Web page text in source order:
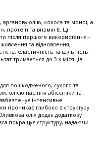
олію, кокоса та моної, а
протеїн та вітамін Е. Ці
після першого використання -
та відновлення,
еластичність та щільність.
тримається до 3-х місяців.
пошкодженого, сухого та
олією насіння абіссініки та
інтенсивне
проникає глибоко в структуру
олія додає додаткову
покращує структуру, надаючи